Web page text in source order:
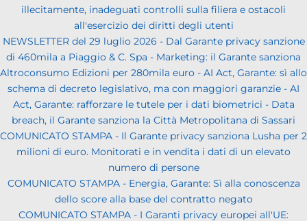
illecitamente, inadeguati controlli sulla filiera e ostacoli
all'esercizio dei diritti degli utenti
NEWSLETTER del 29 luglio 2026 - Dal Garante privacy sanzione
di 460mila a Piaggio & C. Spa - Marketing: il Garante sanziona
Altroconsumo Edizioni per 280mila euro - AI Act, Garante: sì allo
schema di decreto legislativo, ma con maggiori garanzie - AI
Act, Garante: rafforzare le tutele per i dati biometrici - Data
breach, il Garante sanziona la Città Metropolitana di Sassari
COMUNICATO STAMPA - Il Garante privacy sanziona Lusha per 2
milioni di euro. Monitorati e in vendita i dati di un elevato
numero di persone
COMUNICATO STAMPA - Energia, Garante: Sì alla conoscenza
dello score alla base del contratto negato
COMUNICATO STAMPA - I Garanti privacy europei all'UE: